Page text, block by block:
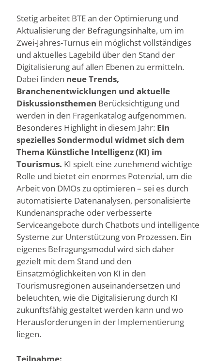
Stetig arbeitet BTE an der Optimierung und
Aktualisierung der Befragungsinhalte, um im
Zwei-Jahres-Turnus ein möglichst vollständiges
und aktuelles Lagebild über den Stand der
Digitalisierung auf allen Ebenen zu ermitteln.
Dabei finden neue Trends,
Branchenentwicklungen und aktuelle
Diskussionsthemen Berücksichtigung und
werden in den Fragenkatalog aufgenommen.
Besonderes Highlight in diesem Jahr: Ein
spezielles Sondermodul widmet sich dem
Thema Künstliche Intelligenz (KI) im
Tourismus. KI spielt eine zunehmend wichtige
Rolle und bietet ein enormes Potenzial, um die
Arbeit von DMOs zu optimieren – sei es durch
automatisierte Datenanalysen, personalisierte
Kundenansprache oder verbesserte
Serviceangebote durch Chatbots und intelligente
Systeme zur Unterstützung von Prozessen. Ein
eigenes Befragungsmodul wird sich daher
gezielt mit dem Stand und den
Einsatzmöglichkeiten von KI in den
Tourismusregionen auseinandersetzen und
beleuchten, wie die Digitalisierung durch KI
zukunftsfähig gestaltet werden kann und wo
Herausforderungen in der Implementierung
liegen.
Teilnahme: